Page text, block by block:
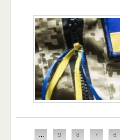
6
7
8
9